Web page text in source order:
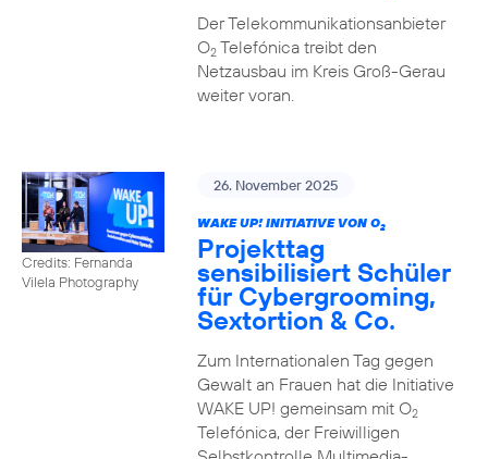
Der Telekommunikationsanbieter
O2Telefónica treibt den
Netzausbau im Kreis Groß-Gerau
weiter voran.
Credits: Fernanda
Vilela Photography
26. November 2025
WAKE UP! INITIATIVE VON O2
Projekttag
sensibilisiert Schüler
für Cybergrooming,
Sextortion & Co.
Zum Internationalen Tag gegen
Gewalt an Frauen hat die Initiative
WAKE UP! gemeinsam mit O2
Telefónica, der Freiwilligen